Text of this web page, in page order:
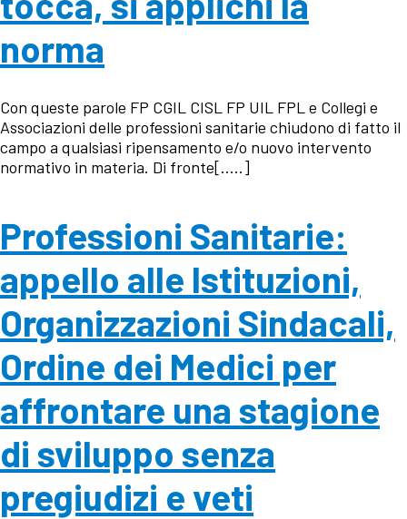
norma
Con queste parole FP CGIL CISL FP UIL FPL e Collegi e
Associazioni delle professioni sanitarie chiudono di fatto il
campo a qualsiasi ripensamento e/o nuovo intervento
normativo in materia. Di fronte[…..]
Professioni Sanitarie:
appello alle Istituzioni,
Organizzazioni Sindacali,
Ordine dei Medici per
affrontare una stagione
di sviluppo senza
pregiudizi e veti